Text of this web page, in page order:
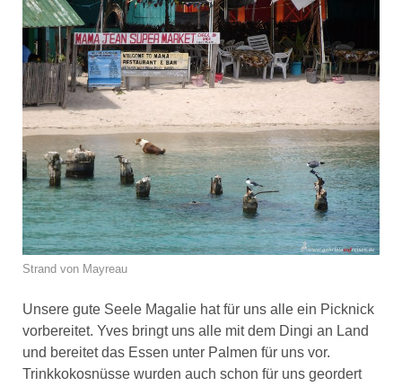
Strand von Mayreau
Unsere gute Seele Magalie hat für uns alle ein Picknick
vorbereitet. Yves bringt uns alle mit dem Dingi an Land
und bereitet das Essen unter Palmen für uns vor.
Trinkkokosnüsse wurden auch schon für uns geordert